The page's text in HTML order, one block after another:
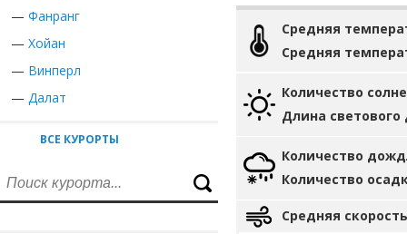
— Фанранг
— Хойан
— Винперл
— Далат
ВСЕ КУРОРТЫ
Средняя
Средняя
Количество
Длина светового
Количество
Количество
Средняя